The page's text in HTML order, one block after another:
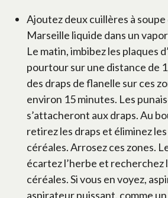
Ajoutez deux cuillères à soupe
Marseille liquide dans un
Le matin, imbibez les plaques
pourtour sur une distance de
des draps de flanelle sur ces
environ 15 minutes. Les
s’attacheront aux draps. Au
retirez les draps et éliminez
céréales. Arrosez ces zones.
écartez l’herbe et recherchez
céréales. Si vous en voyez,
aspirateur puissant, comme